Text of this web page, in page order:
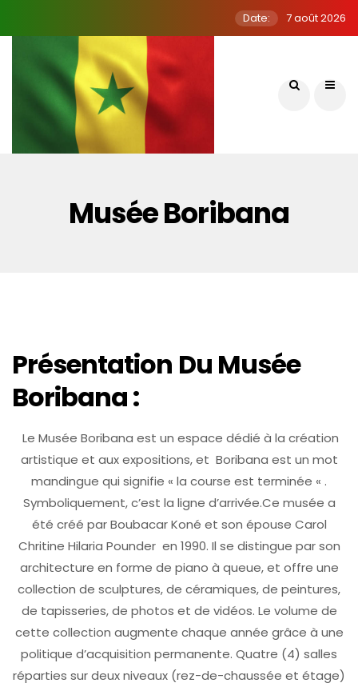
Date: 7 août 2026
Musée Boribana
Présentation Du Musée
Boribana :
Le Musée Boribana est un espace dédié à la création
artistique et aux expositions, et Boribana est un mot
mandingue qui signifie « la course est terminée « .
Symboliquement, c’est la ligne d’arrivée.Ce musée a
été créé par Boubacar Koné et son épouse Carol
Chritine Hilaria Pounder en 1990. Il se distingue par son
architecture en forme de piano à queue, et offre une
collection de sculptures, de céramiques, de peintures,
de tapisseries, de photos et de vidéos. Le volume de
cette collection augmente chaque année grâce à une
politique d’acquisition permanente. Quatre (4) salles
réparties sur deux niveaux (rez-de-chaussée et étage)